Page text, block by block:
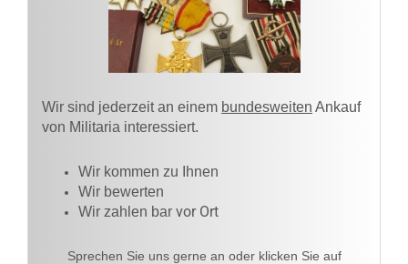
Wir sind jederzeit an einem bundesweiten Ankauf
von Militaria interessiert.
Wir kommen zu Ihnen​
Wir bewerten
Wir zahlen bar vor Ort
Sprechen Sie uns gerne an oder klicken Sie auf